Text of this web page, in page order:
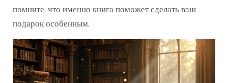
помните, что именно книга поможет сделать ваш
подарок особенным.